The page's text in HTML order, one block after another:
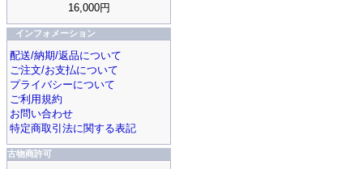
16,000円
インフォメーション
配送/納期/返品について
ご注文/お支払について
プライバシーについて
ご利用規約
お問い合わせ
特定商取引法に関する表記
古物商許可